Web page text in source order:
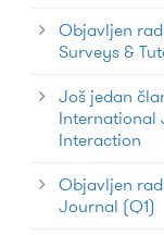
Objavljen
Surveys &
Još jedan
International
Interaction
Objavljen
Journal (Q1)